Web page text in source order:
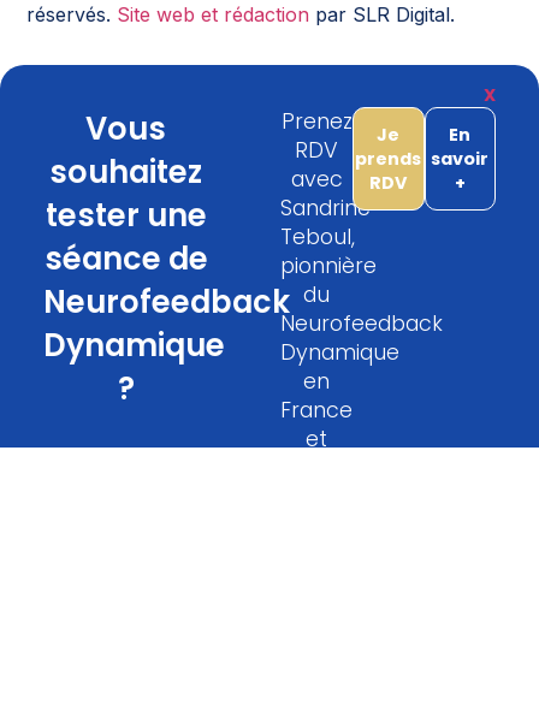
réservés. Site web et rédaction par SLR Digital.
X
Vous
souhaitez
tester une
séance de
Neurofeedback
Dynamique
?
Prenez
RDV
avec
Sandrine
Teboul,
pionnière
du
Neurofeedback
Dynamique
en
France
et
Je
prends
RDV
En
savoir
+